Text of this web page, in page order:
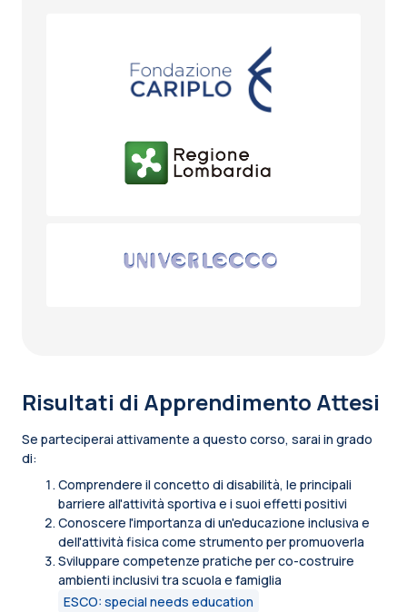
Risultati di Apprendimento Attesi
Se parteciperai attivamente a questo corso, sarai in grado
di:
Comprendere il concetto di disabilità, le principali
barriere all'attività sportiva e i suoi effetti positivi
Conoscere l'importanza di un'educazione inclusiva e
dell'attività fisica come strumento per promuoverla
Sviluppare competenze pratiche per co-costruire
ambienti inclusivi tra scuola e famiglia
ESCO: special needs education